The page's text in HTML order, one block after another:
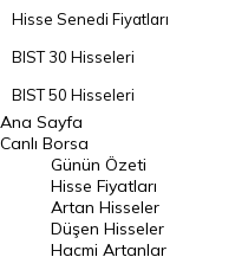
Hisse Senedi Fiyatları
BIST 30 Hisseleri
BIST 50 Hisseleri
BIST 100 Hisseleri
En Çok Artan Hisseler
En Çok Düşen Hisseler
Hacmi Artanlar
Ana Sayfa
Canlı Borsa
Günün Özeti
Hisse Fiyatları
Artan Hisseler
Düşen Hisseler
Hacmi Artanlar